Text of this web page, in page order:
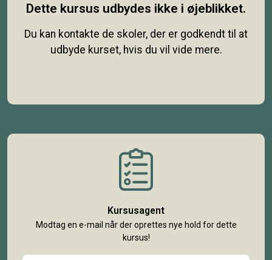
Dette kursus udbydes ikke i øjeblikket.
Du kan kontakte de skoler, der er godkendt til at
udbyde kurset, hvis du vil vide mere.
Kursusagent
Modtag en e-mail når der oprettes nye hold for dette
kursus!